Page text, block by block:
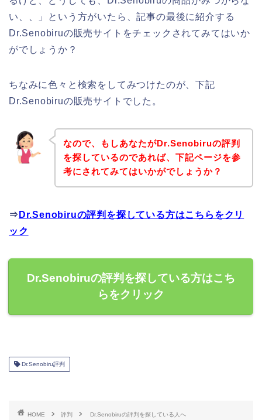
い、、」という方がいたら、記事の最後に紹介する
Dr.Senobiruの販売サイトをチェックされてみてはいか
がでしょうか？
ちなみに色々と検索をしてみつけたのが、下記
Dr.Senobiruの販売サイトでした。
なので、もしあなたがDr.Senobiruの評判
を探しているのであれば、下記ページを参
考にされてみてはいかがでしょうか？
⇒ Dr.Senobiruの評判を探している方はこちらをクリ
ック
Dr.Senobiruの評判を探している方はこち
らをクリック
Dr.Senobiru評判
HOME 評判 Dr.Senobiruの評判を探している人へ